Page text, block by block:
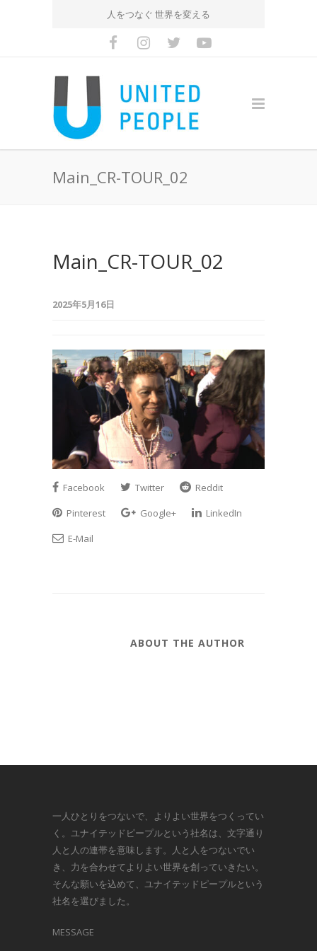
人をつなぐ 世界を変える
Main_CR-TOUR_02
Main_CR-TOUR_02
2025年5月16日
Facebook Twitter
Reddit
Pinterest
Google+
LinkedIn
E-Mail
ABOUT THE AUTHOR
一人ひとりをつないで、よりよい世界をつくってい
く。ユナイテッドピープルという社名は、文字通り
人と人の連帯を意味します。人と人をつないでい
き、力を合わせてよりよい世界を創っていきたい。
そんな願いを込めて、ユナイテッドピープルという
社名を選びました。
MESSAGE